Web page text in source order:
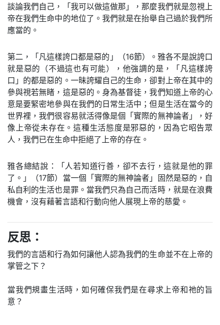
談論我們自己，「我可以做這做那」，那麼我們就是忽視上
帝在我們生命中的地位了。我們就是在抬舉自己過於我們所
應當的。
第二，「凡這樣誇口都是惡的」（16節）。雅各不是說誇口
就是惡的（不過這也有可能），他強調的是，「凡這樣誇
口」的都是惡的。一昧誇耀自己的生命，卻對上帝在其中的
參與視若無睹，這是惡的。身為基督徒，我們知道上帝的心
意是要緊密地參與在我們的日常生活中；但是生活在當今的
世界裡，我們很容易就活得像是個「實際的無神論者」，好
像上帝從未存在。這種生活態度是邪惡的，因為它昭告眾
人，我們已在生命中拒絕了上帝的存在。
雅各總結說：「人若知道行善，卻不去行，這就是他的罪
了。」（17節）當一個「實際的無神論者」固然是惡的，自
私自利的生活也是罪。當我們只為自己而活時，就是在浪費
機會，沒有藉著言語和行動向他人展現上帝的慈愛。
反思：
我們的言語和行為如何讓他人認為我們的生命並不在上帝的
掌管之下？
當我們規畫生活時，如何確保我們是在尋求上帝和祂的旨
意？